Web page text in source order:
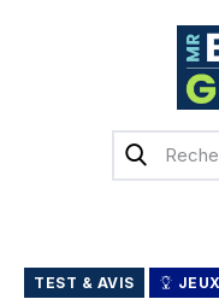
Accueil
Previews
TEST & AVIS